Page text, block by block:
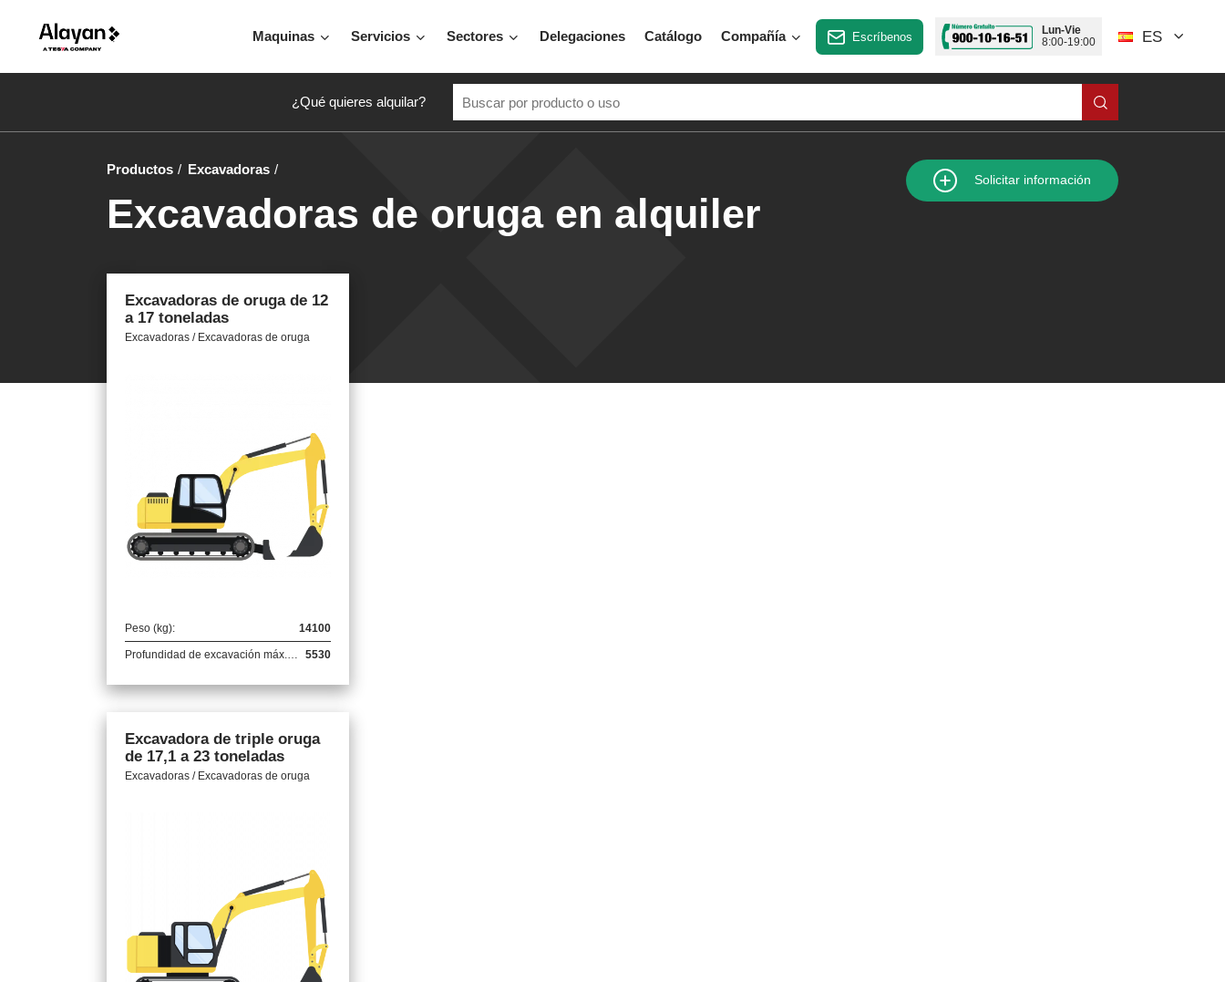
Maquinas Servicios Sectores Delegaciones Catálogo Compañía Escríbenos
Lun-Vie
8:00-19:00
ES
¿Qué quieres alquilar?
Productos Excavadoras
Excavadoras de oruga en alquiler
Solicitar información
Excavadoras de oruga de 12
a 17 toneladas
Excavadoras / Excavadoras de oruga
Peso (kg): 14100
Profundidad de excavación máx. (mm): 5530
Excavadora de triple oruga
de 17,1 a 23 toneladas
Excavadoras / Excavadoras de oruga